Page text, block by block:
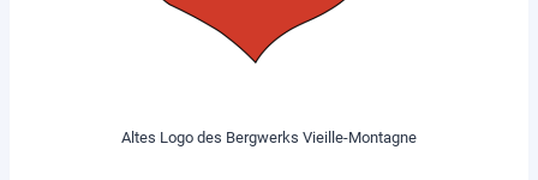
Altes Logo des Bergwerks Vieille-Montagne